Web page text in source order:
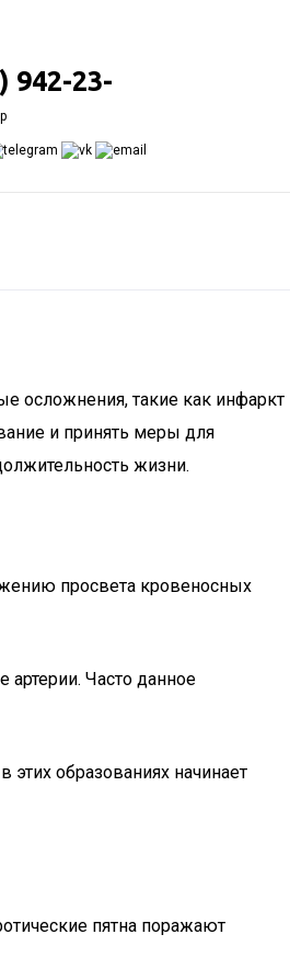
942-23-
осложнения, такие как инфаркт
и принять меры для
жизни.
просвета кровеносных
артерии. Часто данное
образованиях начинает
пятна поражают